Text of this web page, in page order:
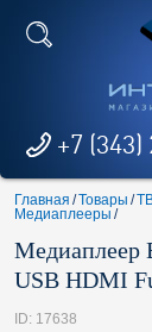
+7
Главная /Товары /
Медиаплееры /
Медиаплеер
USB HDMI
ID: 17638